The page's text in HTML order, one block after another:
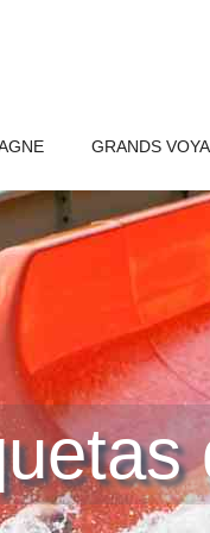
GRANDS